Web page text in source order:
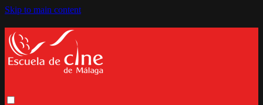
Skip to main content